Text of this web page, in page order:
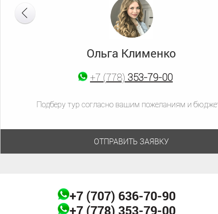
Ольга Клименко
+7 (778) 353-79-00
Подберу тур согласно вашим пожеланиям и
ОТПРАВИТЬ ЗАЯВКУ
+7 (707) 636-70-90
+7 (777) 683-54-14
+7 (707) 636-70-90
+7 (778) 353-79-00